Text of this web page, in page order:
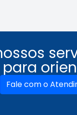
para
Fale com o